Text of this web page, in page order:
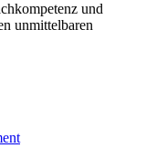
und
unmittelbaren